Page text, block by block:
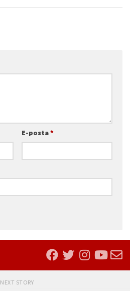
E-posta*
NEXT STORY